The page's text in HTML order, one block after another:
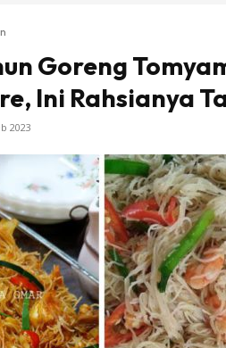
Goreng
Ini Rahsianya
2023